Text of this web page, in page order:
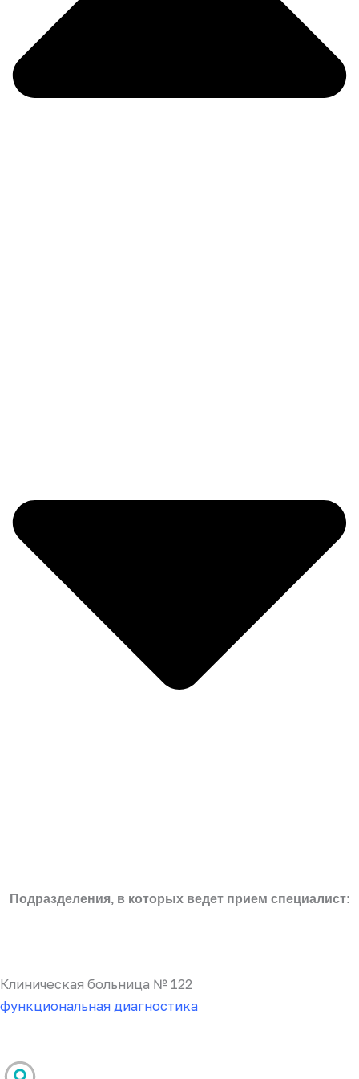
Подразделения, в которых ведет прием специалист:
Клиническая больница № 122
функциональная диагностика